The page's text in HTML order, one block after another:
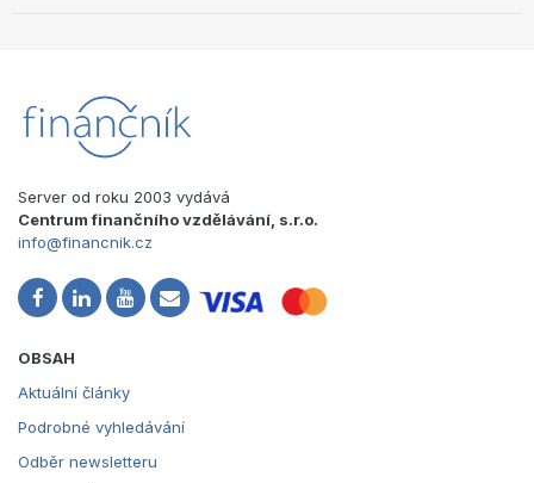
Server od roku 2003 vydává
Centrum finančního vzdělávání, s.r.o.
info@financnik.cz
OBSAH
Aktuální články
Podrobné vyhledávání
Odběr newsletteru